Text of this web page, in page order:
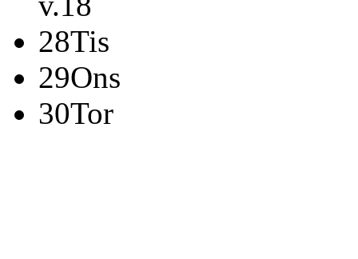
28Tis
29Ons
30Tor